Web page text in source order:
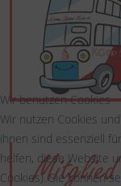
Wir benutzen Cookies
Wir nutzen Cookies
ihnen sind essenziell
helfen, diese Website
Cookies). Sie können